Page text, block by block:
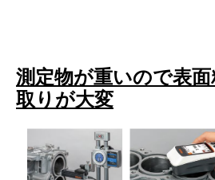
測定物が重いので表
取りが大変